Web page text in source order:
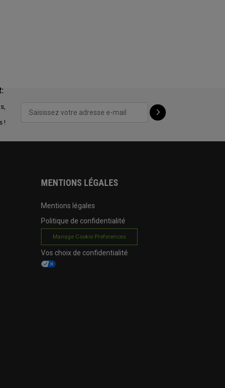
!
MENTIONS LÉGALES
Mentions légales
Politique de confidentialité
Manage Cookie Preferences
Vos choix de confidentialité